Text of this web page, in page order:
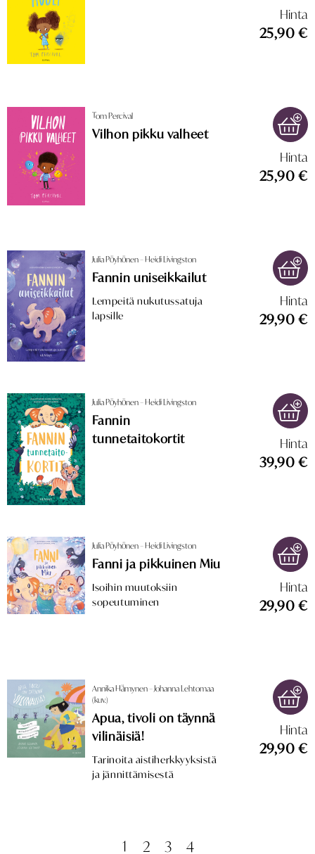
Hinta
25,90 €
Hinta
25,90 €
Tom Percival
Vilhon pikku valheet
Hinta
29,90 €
Julia Pöyhönen – Heidi Livingston
Fannin uniseikkailut
Lempeitä nukutussatuja
lapsille
Hinta
39,90 €
Julia Pöyhönen – Heidi Livingston
Fannin
tunnetaitokortit
Hinta
29,90 €
Julia Pöyhönen – Heidi Livingston
Fanni ja pikkuinen Miu
Isoihin muutoksiin
sopeutuminen
Hinta
29,90 €
Annika Hämynen – Johanna Lehtomaa
(kuv.)
Apua, tivoli on täynnä
vilinäisiä!
Tarinoita aistiherkkyyksistä
ja jännittämisestä
1 2 3 4